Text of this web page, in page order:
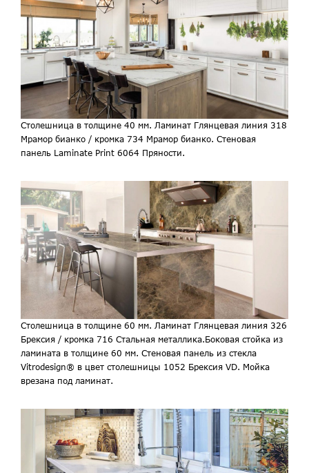
Столешница в толщине 40 мм. Ламинат Глянцевая линия 318
Мрамор бианко / кромка 734 Мрамор бианко. Стеновая
панель Laminate Print 6064 Пряности.
Столешница в толщине 60 мм. Ламинат Глянцевая линия 326
Брексия / кромка 716 Стальная металлика.Боковая стойка из
ламината в толщине 60 мм. Стеновая панель из стекла
Vitrodesign® в цвет столешницы 1052 Брексия VD. Мойка
врезана под ламинат.